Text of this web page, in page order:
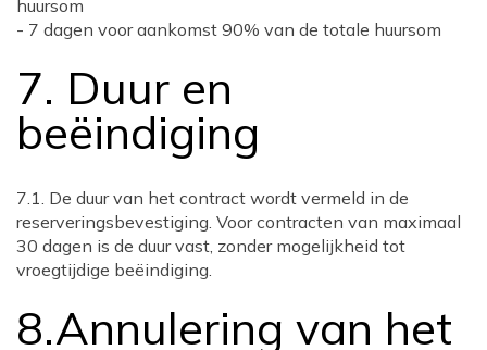
huursom
- 7 dagen voor aankomst 90% van de totale huursom
7. Duur en
beëindiging
7.1. De duur van het contract wordt vermeld in de
reserveringsbevestiging. Voor contracten van maximaal
30 dagen is de duur vast, zonder mogelijkheid tot
vroegtijdige beëindiging.
8.Annulering van het